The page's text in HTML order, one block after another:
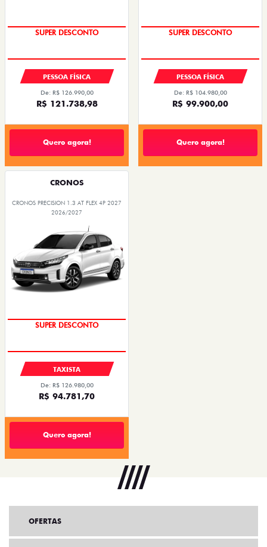
SUPER DESCONTO
PESSOA FÍSICA
De: R$ 126.990,00
R$ 121.738,98
Quero agora!
SUPER DESCONTO
PESSOA FÍSICA
De: R$ 104.980,00
R$ 99.900,00
Quero agora!
CRONOS
CRONOS PRECISION 1.3 AT FLEX 4P 2027
2026/2027
SUPER DESCONTO
TAXISTA
De: R$ 126.980,00
R$ 94.781,70
Quero agora!
OFERTAS